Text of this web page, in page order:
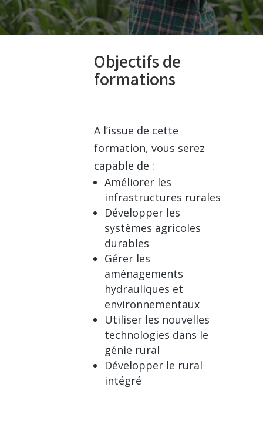
Objectifs de
formations
A l’issue de cette
formation, vous serez
capable de :
Améliorer les
infrastructures rurales
Développer les
systèmes agricoles
durables
Gérer les
aménagements
hydrauliques et
environnementaux
Utiliser les nouvelles
technologies dans le
génie rural
Développer le rural
intégré